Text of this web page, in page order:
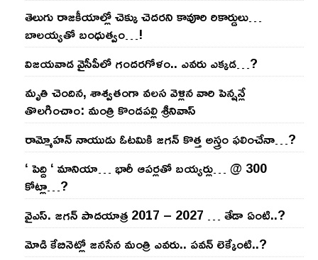
తెలుగు రాజ‌కీయాల్లో చెక్కు చెద‌ర‌ని కావూరి రికార్డులు…
బాల‌య్యతో బంధుత్వం…!
విజ‌య‌వాడ వైసీపీలో గంద‌ర‌గోళం.. ఎవ‌రు ఎక్క‌డ‌…?
మృతి చెందిన, శాశ్వతంగా వలస వెళ్లిన వారి పెన్ష‌న్లే
తొల‌గించాం: మంత్రి కొండపల్లి శ్రీనివాస్
రామ్మోహ‌న్ నాయుడు ఓట‌మికి జ‌గ‌న్ కొత్త అస్త్రం ఫ‌లించేనా…?
‘ పెద్ది ‘ మానియా… భారీ ఆప‌ర్ల‌తో బ‌య్య‌ర్లు… @ 300
కోట్లా…?
వైఎస్‌. జ‌గ‌న్ పాద‌యాత్ర 2017 – 2027 … తేడా ఏంటి..?
మోడి కేబినెట్లో జ‌నసేన మంత్రి ఎవ‌రు.. ప‌వ‌న్ లెక్కేంటి..?